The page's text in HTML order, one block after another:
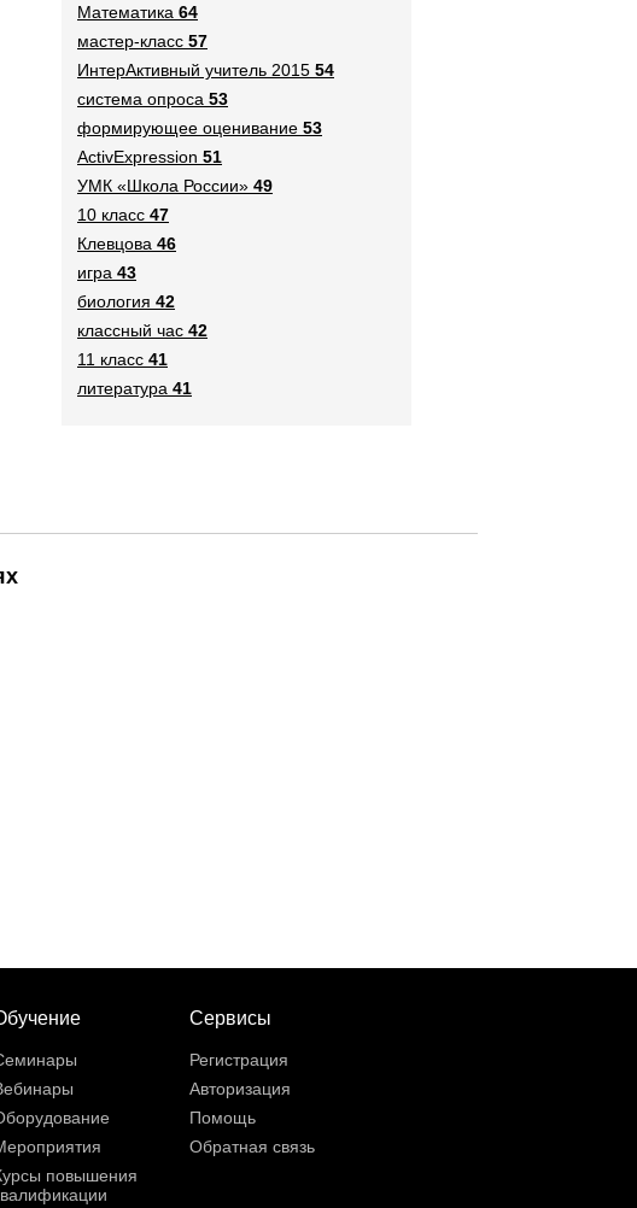
Математика 64
мастер-класс 57
ИнтерАктивный учитель 2015 54
система опроса 53
формирующее оценивание 53
ActivExpression 51
УМК «Школа России» 49
10 класс 47
Клевцова 46
игра 43
биология 42
классный час 42
11 класс 41
литература 41
повышения
Сервисы
Регистрация
Авторизация
Помощь
Обратная связь